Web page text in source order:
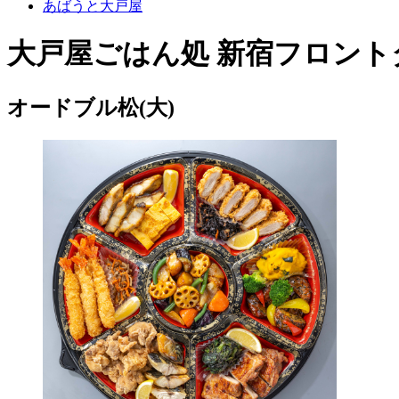
あばうと大戸屋
大戸屋ごはん処 新宿フロン
オードブル松(大)